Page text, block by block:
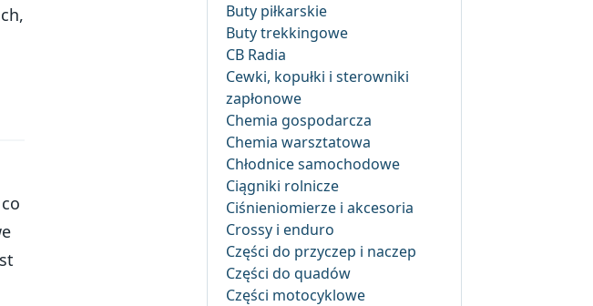
Buty piłkarskie
Buty trekkingowe
CB Radia
Cewki, kopułki i sterowniki
zapłonowe
Chemia gospodarcza
Chemia warsztatowa
Chłodnice samochodowe
Ciągniki rolnicze
Ciśnieniomierze i akcesoria
Crossy i enduro
Części do przyczep i naczep
Części do quadów
Części motocyklowe